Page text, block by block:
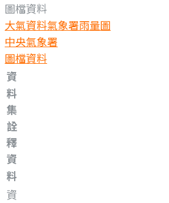
圖檔資料
大氣資料氣象署雨量圖
中央氣象署
圖檔資料
資
料
集
詮
釋
資
料
資